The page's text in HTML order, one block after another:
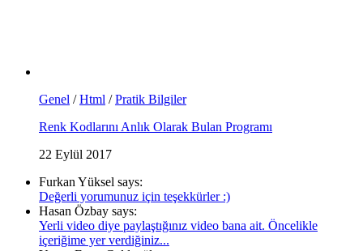
Genel /Html /Pratik Bilgiler
Renk Kodlarını Anlık Olarak Bulan Programı
22 Eylül 2017
Furkan Yüksel says:
Değerli yorumunuz için teşekkürler :)
Hasan Özbay says:
Yerli video diye paylaştığınız video bana ait. Öncelikle
içeriğime yer verdiğiniz...